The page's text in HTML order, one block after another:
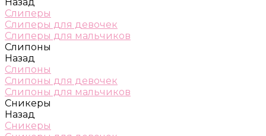
Слиперы
Слиперы для девочек
Слиперы для мальчиков
Слипоны
Назад
Слипоны
Слипоны для девочек
Слипоны для мальчиков
Сникеры
Назад
Сникеры